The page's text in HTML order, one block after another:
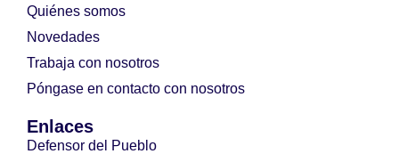
Quiénes somos
Novedades
Trabaja con nosotros
Póngase en contacto con nosotros
Enlaces
Defensor del Pueblo